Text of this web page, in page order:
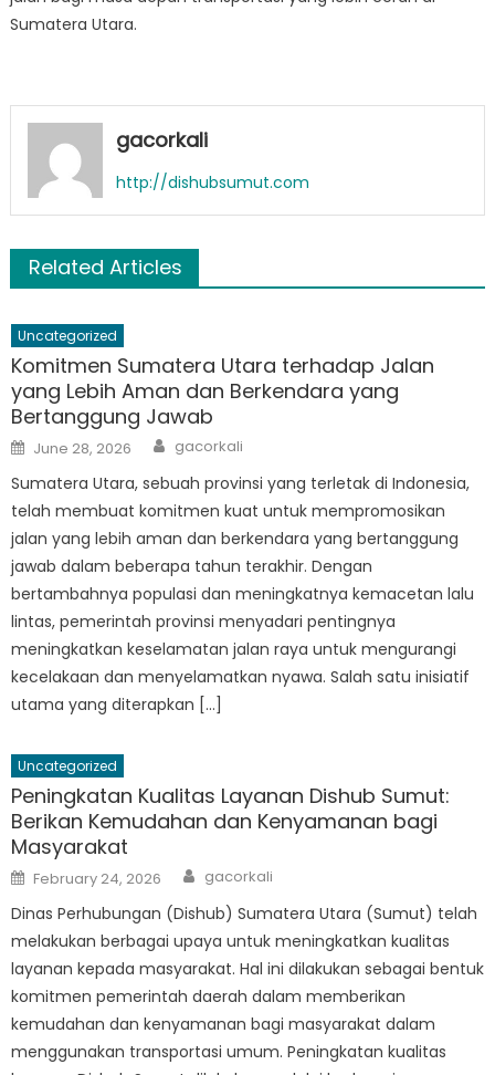
Sumatera Utara.
gacorkali
http://dishubsumut.com
Related Articles
Uncategorized
Komitmen Sumatera Utara terhadap Jalan
yang Lebih Aman dan Berkendara yang
Bertanggung Jawab
Posted
on
June 28, 2026 Author
gacorkali
Sumatera Utara, sebuah provinsi yang terletak di Indonesia,
telah membuat komitmen kuat untuk mempromosikan
jalan yang lebih aman dan berkendara yang bertanggung
jawab dalam beberapa tahun terakhir. Dengan
bertambahnya populasi dan meningkatnya kemacetan lalu
lintas, pemerintah provinsi menyadari pentingnya
meningkatkan keselamatan jalan raya untuk mengurangi
kecelakaan dan menyelamatkan nyawa. Salah satu inisiatif
utama yang diterapkan […]
Uncategorized
Peningkatan Kualitas Layanan Dishub Sumut:
Berikan Kemudahan dan Kenyamanan bagi
Masyarakat
Posted
on
February 24, 2026 Author
gacorkali
Dinas Perhubungan (Dishub) Sumatera Utara (Sumut) telah
melakukan berbagai upaya untuk meningkatkan kualitas
layanan kepada masyarakat. Hal ini dilakukan sebagai bentuk
komitmen pemerintah daerah dalam memberikan
kemudahan dan kenyamanan bagi masyarakat dalam
menggunakan transportasi umum. Peningkatan kualitas